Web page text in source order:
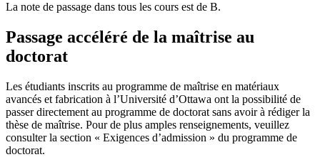
La note de passage dans tous les cours est de B.
Passage accéléré de la maîtrise au
doctorat
Les étudiants inscrits au programme de maîtrise en matériaux
avancés et fabrication à l’Université d’Ottawa ont la possibilité de
passer directement au programme de doctorat sans avoir à rédiger la
thèse de maîtrise. Pour de plus amples renseignements, veuillez
consulter la section « Exigences d’admission » du programme de
doctorat.